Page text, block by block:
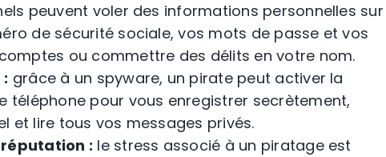
peuvent voler des informations personnelles sur
de sécurité sociale, vos mots de passe et vos
ou commettre des délits en votre nom.
grâce à un spyware, un pirate peut activer la
téléphone pour vous enregistrer secrètement,
et lire tous vos messages privés.
: le stress associé à un piratage est